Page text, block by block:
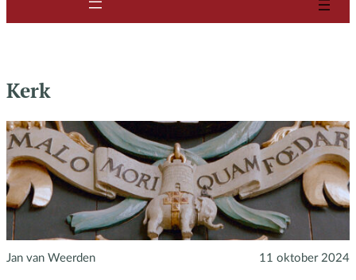
Kerk
Jan van Weerden 11 oktober 2024